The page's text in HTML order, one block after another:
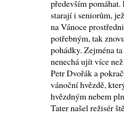
především
starají i seniorům,
na Vánoce
potřebným, tak
pohádky. Zejména
nenechá ujít více
Petr Dvořák a
vánoční hvězdě,
hvězdným nebem
Tater našel režisér